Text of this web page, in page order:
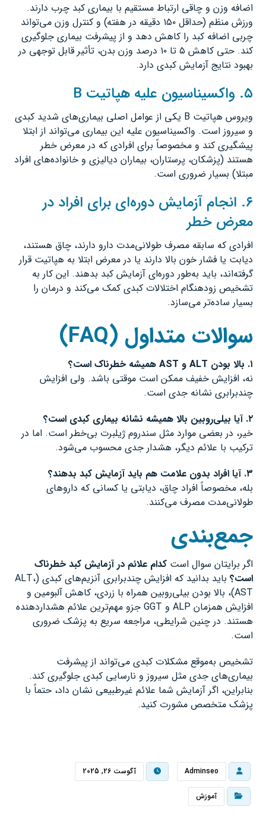
اضافه وزن و چاقی ارتباط مستقیم با بیماری کبد چرب دارند.
ورزش منظم (حداقل ۱۵۰ دقیقه در هفته) و کنترل وزن می‌تواند
چربی اضافه کبد را کاهش دهد و از پیشرفت بیماری جلوگیری
کند. حتی کاهش ۵ تا ۱۰ درصد وزن بدن، تأثیر قابل توجهی در
بهبود نتایج آزمایش کبدی دارد.
۵. واکسیناسیون علیه هپاتیت B
ویروس هپاتیت B یکی از عوامل اصلی بیماری‌های شدید کبدی
و سیروز است. واکسیناسیون علیه این بیماری می‌تواند از ابتلا
پیشگیری کند و مخصوصاً برای افرادی که در معرض خطر
هستند (پزشکان، پرستاران، بیماران دیالیزی و خانواده‌های افراد
مبتلا) بسیار ضروری است.
۶. انجام آزمایش دوره‌ای برای افراد در
معرض خطر
افرادی که سابقه مصرف طولانی‌مدت دارو دارند، چاق هستند،
دیابت یا فشار خون بالا دارند یا در معرض ابتلا به هپاتیت قرار
گرفته‌اند، باید به‌طور دوره‌ای آزمایش کبد بدهند. این کار به
تشخیص زودهنگام اختلالات کبدی کمک می‌کند و درمان را
بسیار ساده‌تر می‌سازد.
سوالات متداول (FAQ)
۱. بالا بودن و
همیشه خطرناک است؟
نه، افزایش خفیف ممکن است موقتی باشد. ولی افزایش
چندبرابری نشانه جدی است.
۲.آیا بیلی‌روبین بالا همیشه نشانه بیماری کبدی است؟
خیر، در بعضی موارد مثل سندروم ژیلبرت بی‌خطر است. اما در
ترکیب با علائم دیگر، هشدار جدی محسوب می‌شود.
۳.آیا افراد بدون علامت هم باید آزمایش کبد بدهند؟
بله، مخصوصاً افراد چاق، دیابتی یا کسانی که داروهای
طولانی‌مدت مصرف می‌کنند.
جمع‌بندی
اگر برایتان سوال استکدام علائم در آزمایش کبد خطرناک
است؟
باید بدانید که افزایش چندبرابری آنزیم‌های کبدی (ALT،
AST)، بالا بودن بیلی‌روبین همراه با زردی، کاهش آلبومین و
افزایش همزمان ALP و GGT جزو مهم‌ترین علائم هشداردهنده
هستند. در چنین شرایطی، مراجعه سریع به پزشک ضروری
است.
تشخیص به‌موقع مشکلات کبدی می‌تواند از پیشرفت
بیماری‌های جدی مثل سیروز و نارسایی کبدی جلوگیری کند.
بنابراین، اگر آزمایش شما علائم غیرطبیعی نشان داد، حتماً با
پزشک متخصص مشورت کنید.
Adminseo آگوست 26, 2025
آموزش